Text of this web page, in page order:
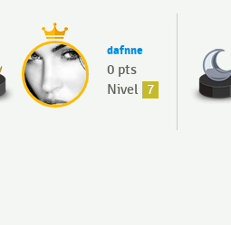
dafnne
0 pts
Nivel 7